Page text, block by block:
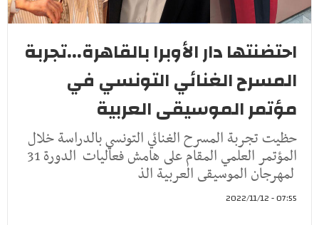
احتضنتها دار الأوبرا بالقاهرة...تجربة
المسرح الغنائي التونسي في
مؤتمر الموسيقى العربية
حظيت تجربة المسرح الغنائي التونسي بالدراسة خلال
المؤتمر العلمي المقام على هامش فعاليات الدورة 31
لمهرجان الموسيقى العربية الذ
07:55 - 2022/11/12